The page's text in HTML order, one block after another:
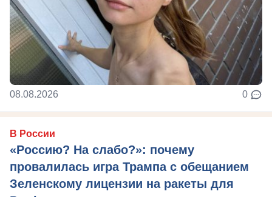
08.08.2026 0
В России
«Россию? На слабо?»: почему
провалилась игра Трампа с обещанием
Зеленскому лицензии на ракеты для